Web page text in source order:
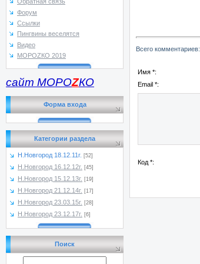
Форум
Ссылки
Пингвины веселятся
Видео
МОРОZКО 2019
сайт МОРОZКО
Форма входа
Категории раздела
Н.Новгород 18.12.11г. [52]
Н.Новгород 16.12.12г. [45]
Н.Новгород 15.12.13г. [19]
Н.Новгород 21.12.14г. [17]
Н.Новгород 23.03.15г. [28]
Н.Новгород 23.12.17г. [6]
Поиск
Всего комментариев:
Имя *:
Email *:
Код *: